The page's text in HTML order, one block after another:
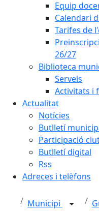
Equip
Calendari
Tarifes de
26/27
Biblioteca
Serveis
Activitats i
Actualitat
Notícies
Butlletí
Participació
Butlletí digital
Rss
Adreces i telèfons
Municipi